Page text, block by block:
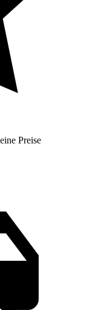
Preise